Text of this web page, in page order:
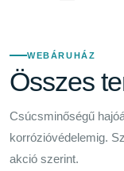
WEBÁRUHÁZ
Összes
Csúcsminőségű
korrózióvédelemig.
akció szerint.